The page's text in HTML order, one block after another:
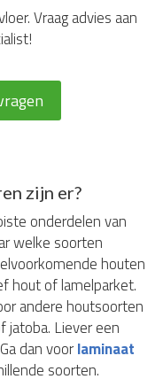
Vraag advies aan
zijn er?
onderdelen van
welke soorten
houten
hout of lamelparket.
andere houtsoorten
jatoba. Liever een
dan voorlaminaat
soorten.